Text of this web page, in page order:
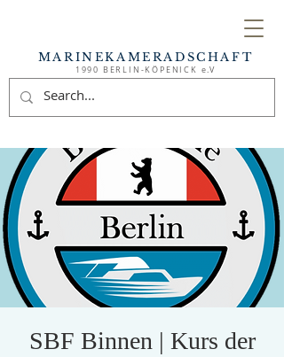
MARINEKAMERADSCHAFT
1990 BERLIN-KÖPENICK e.V
SBF Binnen | Kurs der